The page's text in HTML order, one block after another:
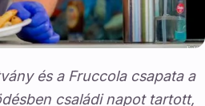
és a Fruccola csapata a
családi napot tartott,